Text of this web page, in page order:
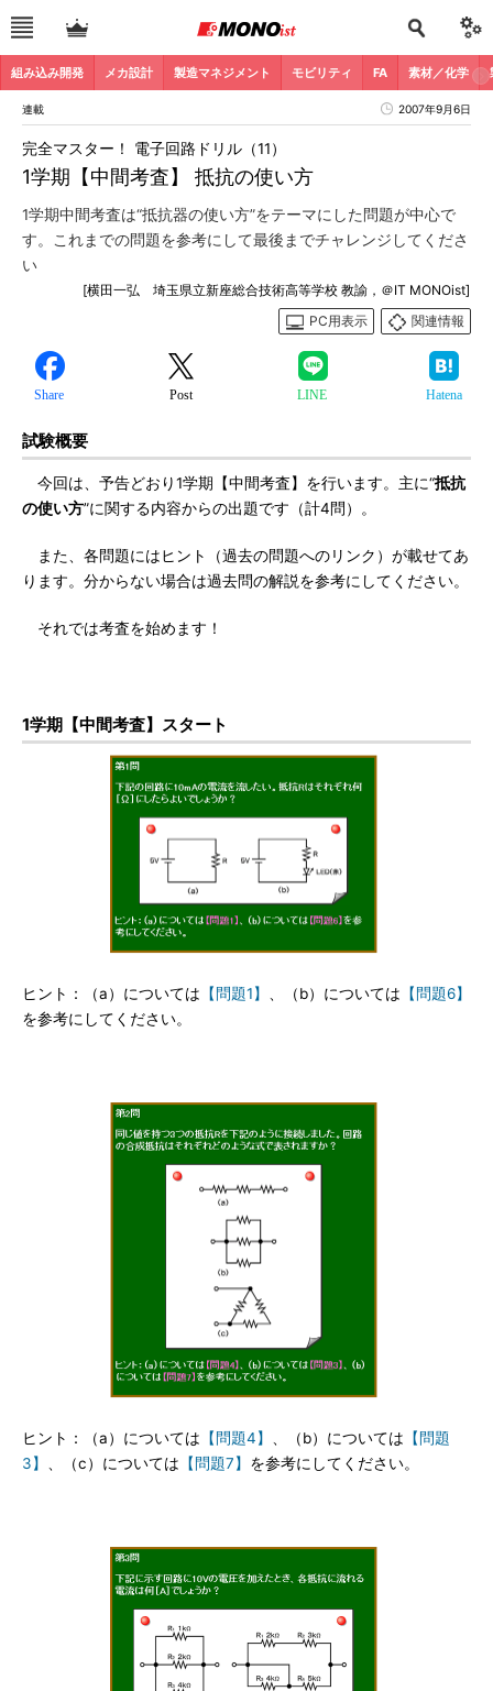
組み込み開発 メカ設計 製造マネジメント モビリティ FA 素材／化学
連載 2007年9月6日
1学期【中間考査】 抵抗の使い方
完全マスター！ 電子回路ドリル（11）
1学期中間考査は“抵抗器の使い方”をテーマにした問題が中心で
す。これまでの問題を参考にして最後までチャレンジしてくださ
い
[横田一弘 埼玉県立新座総合技術高等学校 教諭，＠IT MONOist]
PC用表示
関連情報
Share Post LINE Hatena
試験概要
今回は、予告どおり1学期【中間考査】を行います。主に“抵抗
の使い方”に関する内容からの出題です（計4問）。
また、各問題にはヒント（過去の問題へのリンク）が載せてあ
ります。分からない場合は過去問の解説を参考にしてください。
それでは考査を始めます！
1学期【中間考査】スタート
ヒント：（a）については 【問題1】 、（b）については 【問題6】
を参考にしてください。
ヒント：（a）については 【問題4】 、（b）については 【問題
3】
、（c）については 【問題7】 を参考にしてください。